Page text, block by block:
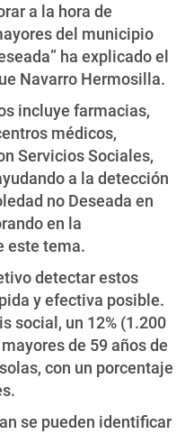
a la hora de
del municipio
ha explicado el
Navarro Hermosilla.
incluye farmacias,
médicos,
Servicios Sociales,
a la detección
no Deseada en
en la
este tema.
detectar estos
y efectiva posible.
social, un 12% (1.200
de 59 años de
con un porcentaje
se pueden identificar